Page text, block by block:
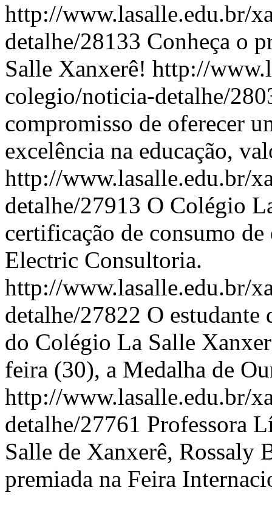
http://www.lasalle.edu.br/
detalhe/28133 Conheça o
Salle Xanxerê! http://
colegio/noticia-detalhe/
compromisso de oferecer
excelência na educação,
http://www.lasalle.edu.br/
detalhe/27913 O Colégio
certificação de consumo
Electric Consultoria.
http://www.lasalle.edu.br/
detalhe/27822 O estudante
do Colégio La Salle
feira (30), a Medalha de
http://www.lasalle.edu.br/
detalhe/27761 Professora
Salle de Xanxerê, Rossaly
premiada na Feira